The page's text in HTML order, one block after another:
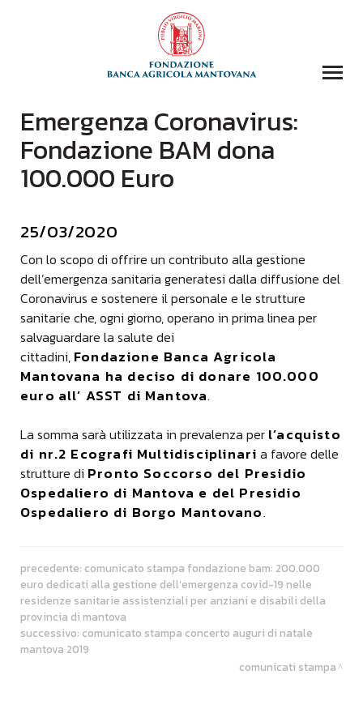
COLLEZIONI
BIBLIOTECA
FONDAZIONE
DOMANDA CONTRIBUTI
COMUNICAZIONE
DONAZIONI
CONTATTI
CERCA
Emergenza Coronavirus:
Fondazione BAM dona
100.000 Euro
25/03/2020
Con lo scopo di offrire un contributo alla gestione
dell’emergenza sanitaria generatesi dalla diffusione del
Coronavirus e sostenere il personale e le strutture
sanitarie che, ogni giorno, operano in prima linea per
salvaguardare la salute dei
cittadini, Fondazione Banca Agricola
Mantovana ha deciso di donare 100.000
euro all’ ASST di Mantova.
La somma sarà utilizzata in prevalenza per l’acquisto
di nr.2 Ecografi Multidisciplinari a favore delle
strutture di Pronto Soccorso del Presidio
Ospedaliero di Mantova e del Presidio
Ospedaliero di Borgo Mantovano.
precedente: comunicato stampa fondazione bam: 200.000
euro dedicati alla gestione dell’emergenza covid-19 nelle
residenze sanitarie assistenziali per anziani e disabili della
provincia di mantova
successivo: comunicato stampa concerto auguri di natale
mantova 2019
comunicati stampa